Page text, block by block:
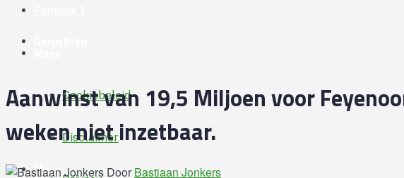
Formule 1
Meer
Cookiebeleid
Disclaimer
Aanwinst van 19,5 Miljoen voor
weken niet inzetbaar.
Door Bastiaan Jonkers